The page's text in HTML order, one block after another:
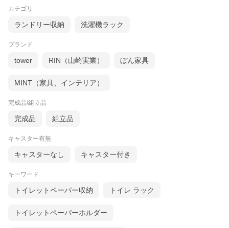
です。
カテゴリ
ランドリー収納 洗濯機ラック
ブランド
tower RIN（山崎実業） ぼん家具
MINT（家具、インテリア）
完成品/組立品
完成品 組立品
キャスター有無
キャスターなし キャスター付き
キーワード
トイレットペーパー収納 トイレ ラック
トイレットペーパーホルダー